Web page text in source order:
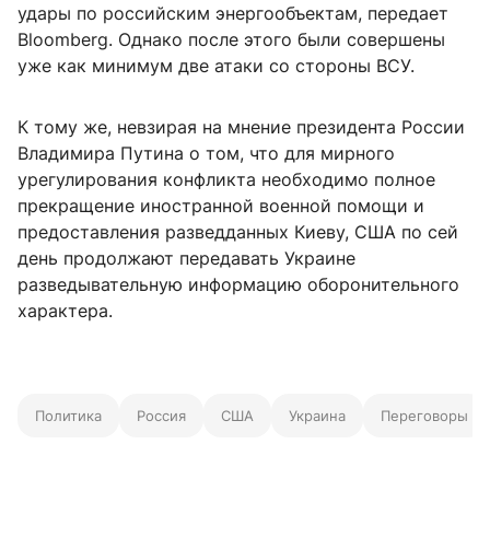
удары по российским энергообъектам, передает
Bloomberg. Однако после этого были совершены
уже как минимум две атаки со стороны ВСУ.
К тому же, невзирая на мнение президента России
Владимира Путина о том, что для мирного
урегулирования конфликта необходимо полное
прекращение иностранной военной помощи и
предоставления разведданных Киеву, США по сей
день продолжают передавать Украине
разведывательную информацию оборонительного
характера.
Политика Россия США Украина Переговоры